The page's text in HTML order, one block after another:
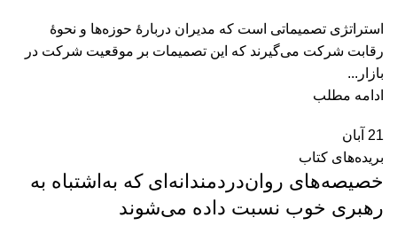
استراتژی تصمیماتی است که مدیران دربارۀ حوزه‌ها و نحوۀ
رقابت شرکت می‌گیرند که این تصمیمات بر موقعیت شرکت در
بازار...
ادامه مطلب
21 آبان
بریده‌های کتاب
خصیصه‌های روان‌دردمندانه‌ای که به‌اشتباه به
رهبری خوب نسبت داده می‌شوند